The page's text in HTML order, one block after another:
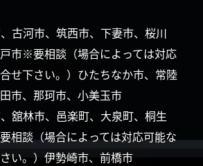
古河市、筑西市、下妻市、桜川
市※要相談（場合によっては対応
せ下さい。）ひたちなか市、常陸
市、那珂市、小美玉市
舘林市、邑楽町、大泉町、桐生
相談（場合によっては対応可能な
い。）伊勢崎市、前橋市